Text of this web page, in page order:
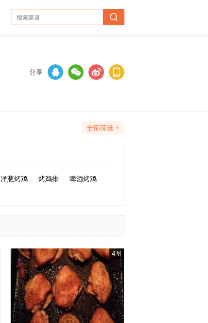
分享
全部筛选 +
洋葱烤鸡 烤鸡排
啤酒烤鸡
4图